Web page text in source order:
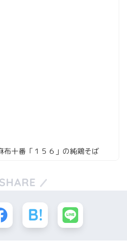
布十番「１５６」の純鶏そば
SHARE